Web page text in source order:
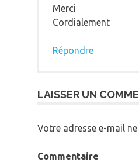
Merci
Cordialement
Répondre
LAISSER UN
Votre adresse e-mail
Commentaire